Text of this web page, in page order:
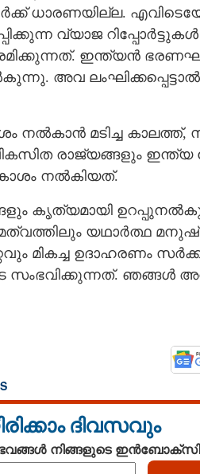
ധാരണയില്ല.
വ്യാജ
ഇന്ത്യൻ
അവ
നൽകാൻ മടിച്ച കാലത്ത്,
രാജ്യങ്ങളും ഇന്ത്യ
നൽകിയത്.
കൃത്യമായി
യഥാർത്ഥ
ഉദാഹരണം
ഞങ്ങൾ
ദിവസവും
നിങ്ങളുടെ